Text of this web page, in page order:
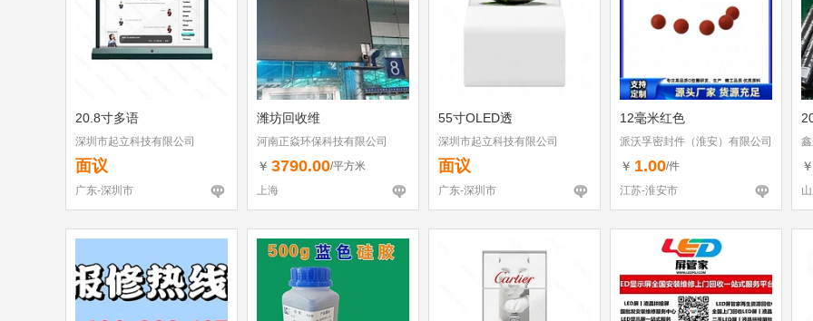
20.8寸多语
深圳市起立科技有限公司
面议
广东-深圳市
潍坊回收维
河南正焱环保科技有限公司
￥ 3790.00/平方米
上海
55寸OLED透
深圳市起立科技有限公司
面议
广东-深圳市
12毫米红色
派沃孚密封件（淮安）有限公司
￥ 1.00/件
江苏-淮安市
￥